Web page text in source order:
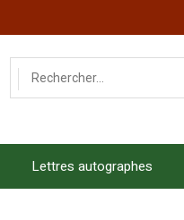
Lettres autographes